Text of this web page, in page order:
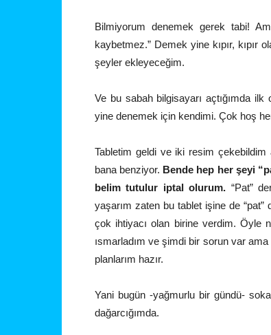
Bilmiyorum denemek gerek tabi!
kaybetmez.” Demek yine kıpır,
şeyler ekleyeceğim.
Ve bu sabah bilgisayarı açtığımda
yine denemek için kendimi. Çok hoş
Tabletim geldi ve iki resim çekebildim
bana benziyor. Bende hep her şeyi
belim tutulur iptal olurum. “Pat”
yaşarım zaten bu tablet işine de “pat”
çok ihtiyacı olan birine verdim. Öyle
ısmarladım ve şimdi bir sorun var
planlarım hazır.
Yani bugün -yağmurlu bir gündü-
dağarcığımda.